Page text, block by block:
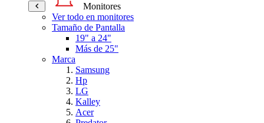
Monitores
Ver todo en monitores
Tamaño de Pantalla
19" a 24"
Más de 25"
Marca
Samsung
Hp
LG
Kalley
Acer